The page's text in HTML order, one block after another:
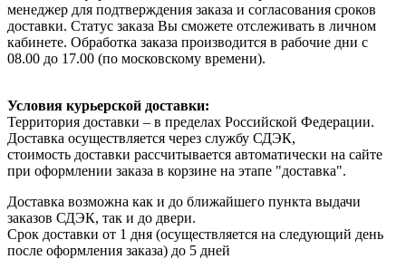
менеджер для подтверждения заказа и согласования сроков
доставки. Статус заказа Вы сможете отслеживать в личном
кабинете. Обработка заказа производится в рабочие дни с
08.00 до 17.00 (по московскому времени).
Условия курьерской доставки:
Территория доставки – в пределах Российской Федерации.
Доставка осуществляется через службу СДЭК,
стоимость доставки рассчитывается автоматически на сайте
при оформлении заказа в корзине на этапе "доставка".
Доставка возможна как и до ближайшего пункта выдачи
заказов СДЭК, так и до двери.
Срок доставки от 1 дня (осуществляется на следующий день
после оформления заказа) до 5 дней